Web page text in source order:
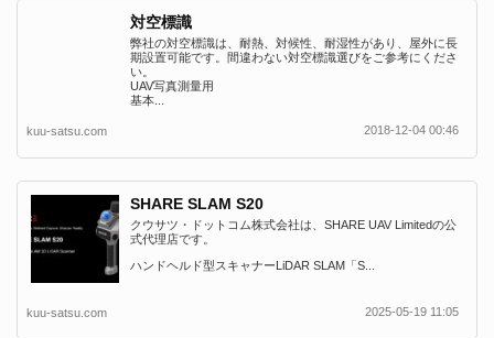
対空標識
弊社の対空標識は、耐熱、対候性、耐湿性があり、屋外に長
期設置可能です。間違わない対空標識選びをご参考にくださ
い。
UAV写真測量用
基本...
kuu-satsu.com 2018-12-04 00:46
SHARE SLAM S20
クウサツ・ドットコム株式会社は、SHARE UAV Limitedの公
式代理店です。
ハンドヘルド型スキャナーLiDAR SLAM「S...
kuu-satsu.com 2025-05-19 11:05